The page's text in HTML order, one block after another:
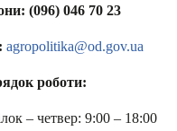
(096) 046 70 23
agropolitika@od.gov.ua
роботи:
– четвер: 9:00 – 18:00